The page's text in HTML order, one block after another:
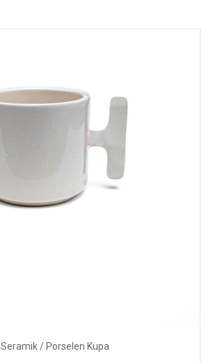
Seramik / Porselen Kupa